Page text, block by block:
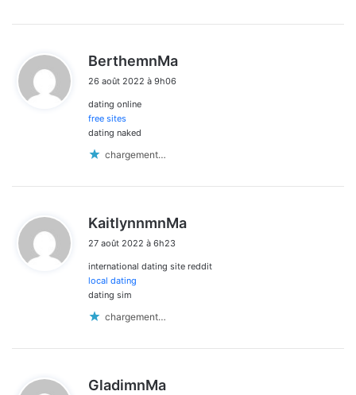
BerthemnMa
26 août 2022 à 9h06
dating online
free sites
dating naked
chargement…
KaitlynnmnMa
27 août 2022 à 6h23
international dating site reddit
local dating
dating sim
chargement…
GladimnMa